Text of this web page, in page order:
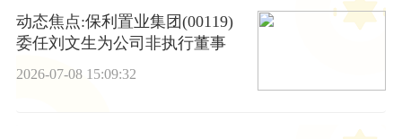
动态焦点:保利置业集团(00119)
委任刘文生为公司非执行董事
2026-07-08 15:09:32